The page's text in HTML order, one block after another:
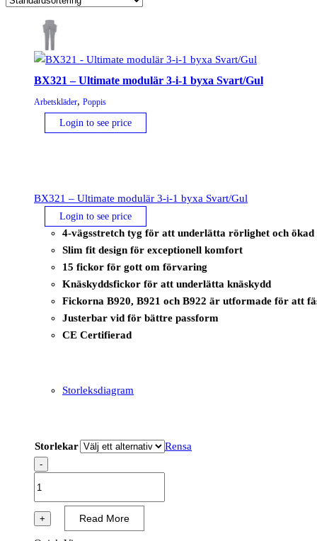
BX321 – Ultimate modulär 3-i-1 byxa Svart/Gul
Arbetskläder, Poppis
Login to see price
BX321 – Ultimate modulär 3-i-1 byxa Svart/Gul
Login to see price
4-vägsstretch tyg för att underlätta rörlighet och
Slim fit design för exceptionell komfort
15 fickor för gott om förvaring
Knäskyddsfickor för att underlätta knäskydd
Fickorna B920, B921 och B922 är utformade för att
Justerbar vid för bättre passform
CE Certifierad
Storleksdiagram
Storlekar Rensa
-
Ultimate
modulär
+ Read More